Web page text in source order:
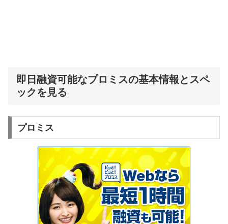
即日融資可能なプロミスの基本情報とスペ
ックを見る
プロミス